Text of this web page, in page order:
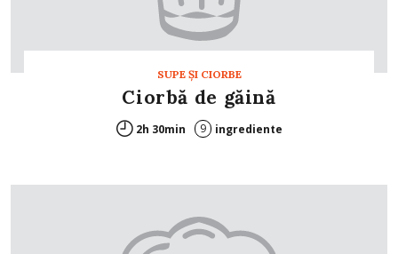
SUPE ŞI CIORBE
Ciorbă de găină
2h 30min 9 ingrediente